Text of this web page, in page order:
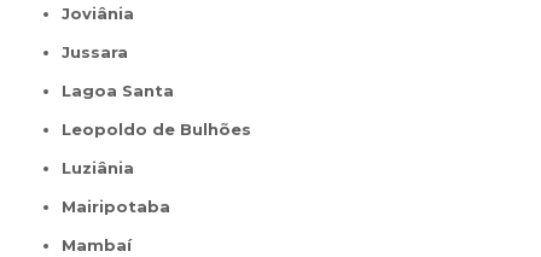
Joviânia
Jussara
Lagoa Santa
Leopoldo de Bulhões
Luziânia
Mairipotaba
Mambaí